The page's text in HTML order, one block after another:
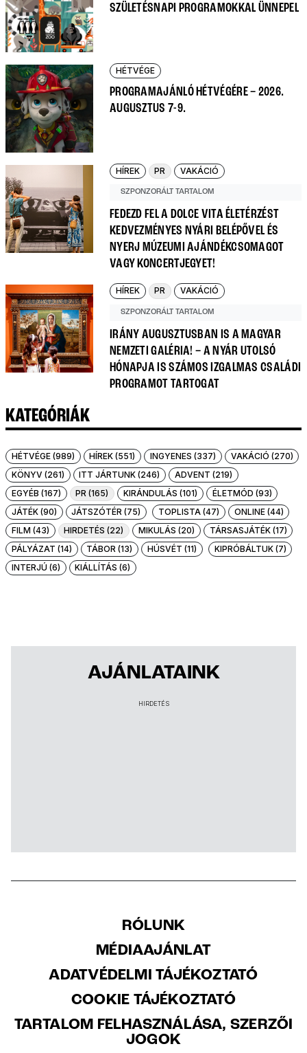
SZÜLETÉSNAPI PROGRAMOKKAL ÜNNEPEL
HÉTVÉGE
PROGRAMAJÁNLÓ HÉTVÉGÉRE – 2026.
AUGUSZTUS 7-9.
HÍREK PR VAKÁCIÓ
SZPONZORÁLT TARTALOM
FEDEZD FEL A DOLCE VITA ÉLETÉRZÉST
KEDVEZMÉNYES NYÁRI BELÉPŐVEL ÉS
NYERJ MÚZEUMI AJÁNDÉKCSOMAGOT
VAGY KONCERTJEGYET!
HÍREK PR VAKÁCIÓ
SZPONZORÁLT TARTALOM
IRÁNY AUGUSZTUSBAN IS A MAGYAR
NEMZETI GALÉRIA! – A NYÁR UTOLSÓ
HÓNAPJA IS SZÁMOS IZGALMAS CSALÁDI
PROGRAMOT TARTOGAT
KATEGÓRIÁK
HÉTVÉGE (989) HÍREK (551) INGYENES (337)
VAKÁCIÓ (270)
KÖNYV (261)
ITT JÁRTUNK (246)
ADVENT (219)
EGYÉB (167)
PR (165) KIRÁNDULÁS (101)
ÉLETMÓD (93)
JÁTÉK (90)
JÁTSZÓTÉR (75) TOPLISTA (47)
ONLINE (44)
FILM (43)
HIRDETÉS (22) MIKULÁS (20)
TÁRSASJÁTÉK (17)
PÁLYÁZAT (14)
TÁBOR (13) HÚSVÉT (11)
KIPRÓBÁLTUK (7)
INTERJÚ (6)
KIÁLLÍTÁS (6)
AJÁNLATAINK
HIRDETÉS
RÓLUNK
MÉDIAAJÁNLAT
ADATVÉDELMI TÁJÉKOZTATÓ
COOKIE TÁJÉKOZTATÓ
TARTALOM FELHASZNÁLÁSA, SZERZŐI
JOGOK